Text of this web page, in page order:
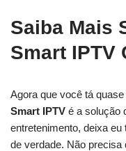
Saiba Mais
Smart IPTV
Agora que você tá
Smart IPTV é a solução
entretenimento, deixa
de verdade. Não precisa